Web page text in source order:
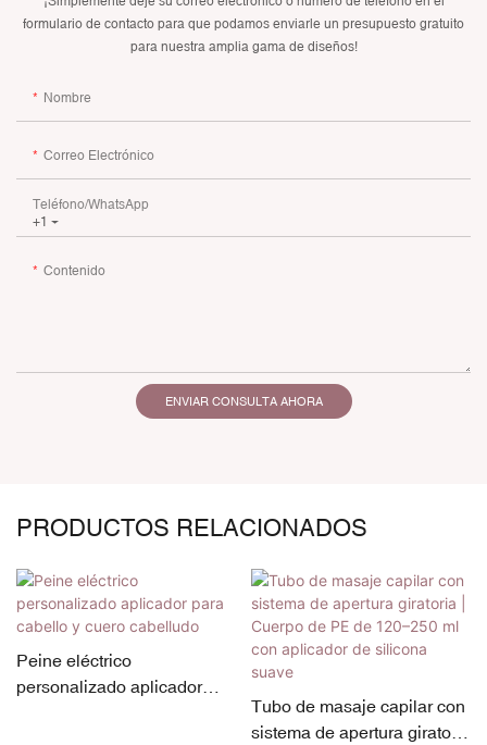
formulario de contacto para que podamos enviarle un presupuesto gratuito
para nuestra amplia gama de diseños!
Nombre
Correo Electrónico
+1
Teléfono/WhatsApp
Contenido
ENVIAR CONSULTA AHORA
PRODUCTOS RELACIONADOS
Peine eléctrico
personalizado aplicador
Tubo de masaje capilar con
sistema de apertura giratoria